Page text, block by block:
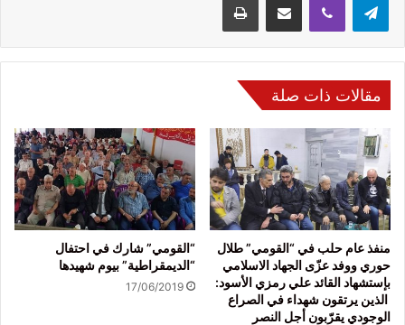
مقالات ذات صلة
منفذ عام حلب في “القومي” طلال
حوري ووفد عزّى الجهاد الاسلامي
بإستشهاد القائد علي رمزي الأسود:
الذين يرتقون شهداء في الصراع
الوجودي يقرّبون أجل النصر
“القومي” شارك في احتفال
“الديمقراطية” بيوم شهيدها
17/06/2019